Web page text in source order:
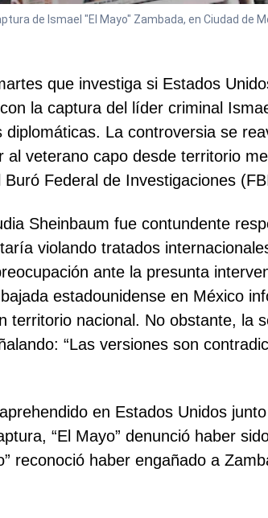
de Ismael "El Mayo" Zambada, en Ciudad de
que investiga si Estados
la captura del líder criminal
La controversia se
veterano capo desde territorio
Federal de Investigaciones
Sheinbaum fue contundente
violando tratados
ante la presunta
estadounidense en México
territorio nacional. No obstante, la
“Las versiones son
en Estados Unidos
“El Mayo” denunció haber
reconoció haber engañado a